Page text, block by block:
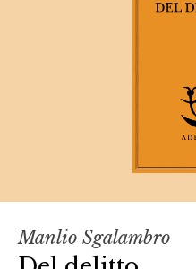
Manlio Sgalambro